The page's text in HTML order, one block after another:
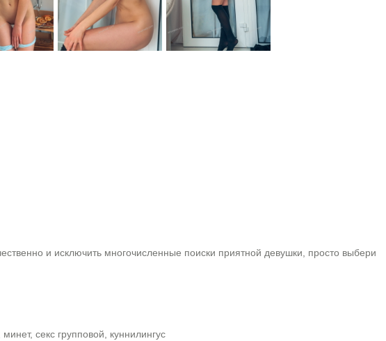
и исключить многочисленные поиски приятной девушки, просто выбери
секс групповой, куннилингус